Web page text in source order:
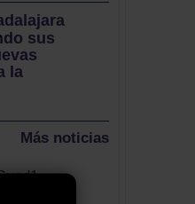
sus
la
Más noticias